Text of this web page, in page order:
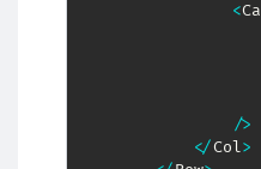
<
/>
</Col>